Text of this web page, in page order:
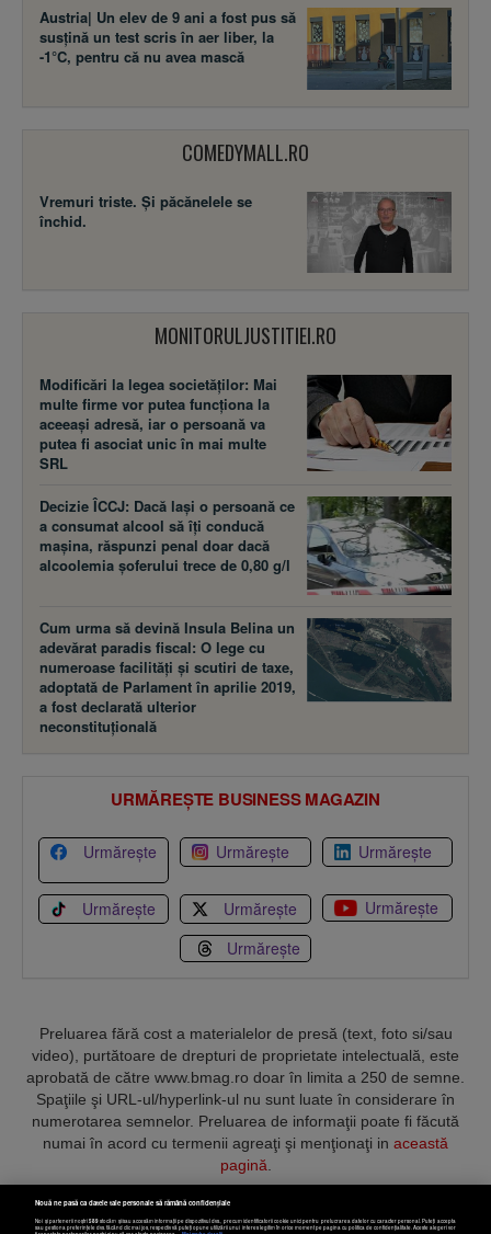
Austria| Un elev de 9 ani a fost pus să
susţină un test scris în aer liber, la
-1°C, pentru că nu avea mască
COMEDYMALL.RO
Vremuri triste. Şi păcănelele se
închid.
MONITORULJUSTITIEI.RO
Modificări la legea societăţilor: Mai
multe firme vor putea funcţiona la
aceeaşi adresă, iar o persoană va
putea fi asociat unic în mai multe
SRL
Decizie ÎCCJ: Dacă laşi o persoană ce
a consumat alcool să îţi conducă
maşina, răspunzi penal doar dacă
alcoolemia şoferului trece de 0,80 g/l
Cum urma să devină Insula Belina un
adevărat paradis fiscal: O lege cu
numeroase facilităţi şi scutiri de taxe,
adoptată de Parlament în aprilie 2019,
a fost declarată ulterior
neconstituţională
URMĂREȘTE BUSINESS MAGAZIN
Urmărește Urmărește Urmărește
Urmărește Urmărește
Urmărește
Urmărește
Preluarea fără cost a materialelor de presă (text, foto si/sau
video), purtătoare de drepturi de proprietate intelectuală, este
aprobată de către www.bmag.ro doar în limita a 250 de semne.
Spaţiile şi URL-ul/hyperlink-ul nu sunt luate în considerare în
numerotarea semnelor. Preluarea de informaţii poate fi făcută
numai în acord cu termenii agreaţi şi menţionaţi in această
pagină
Nouă ne pasă ca datele tale personale să rămână confidențiale
Noi și partenerii noștri589stocăm și/sau accesăm informații pe dispozitivul dvs., precum identificatorii cookie unici pentru prelucrarea datelor cu caracter personal. Puteți accepta
sau gestiona preferințele dvs. făcând clic mai jos, respectiv vă puteți opune utilizării unui interes legitim în orice moment pe pagina cu politica de confidențialitate. Aceste alegeri vor